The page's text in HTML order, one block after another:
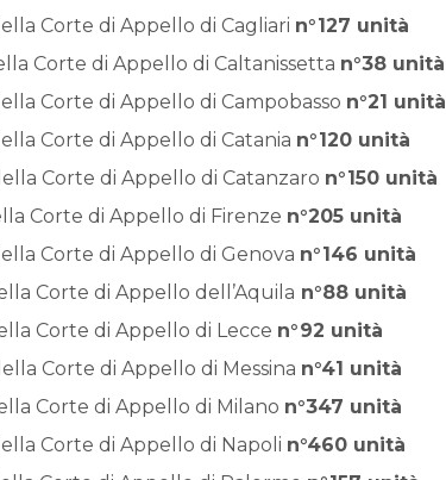
Corte di Appello di Cagliari n°127 unità
Corte di Appello di Caltanissetta n°38 unità
Corte di Appello di Campobasso n°21 unità
Corte di Appello di Catania n°120 unità
Corte di Appello di Catanzaro n°150 unità
Corte di Appello di Firenze n°205 unità
Corte di Appello di Genova n°146 unità
Corte di Appello dell’Aquila n°88 unità
Corte di Appello di Lecce n°92 unità
Corte di Appello di Messina n°41 unità
Corte di Appello di Milano n°347 unità
Corte di Appello di Napoli n°460 unità